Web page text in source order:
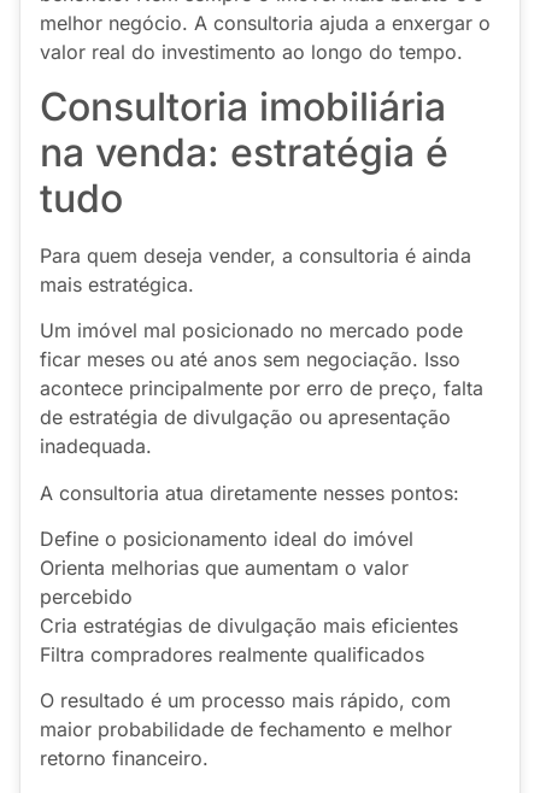
melhor negócio. A consultoria ajuda a enxergar o
valor real do investimento ao longo do tempo.
Consultoria imobiliária
na venda: estratégia é
tudo
Para quem deseja vender, a consultoria é ainda
mais estratégica.
Um imóvel mal posicionado no mercado pode
ficar meses ou até anos sem negociação. Isso
acontece principalmente por erro de preço, falta
de estratégia de divulgação ou apresentação
inadequada.
A consultoria atua diretamente nesses pontos:
Define o posicionamento ideal do imóvel
Orienta melhorias que aumentam o valor
percebido
Cria estratégias de divulgação mais eficientes
Filtra compradores realmente qualificados
O resultado é um processo mais rápido, com
maior probabilidade de fechamento e melhor
retorno financeiro.